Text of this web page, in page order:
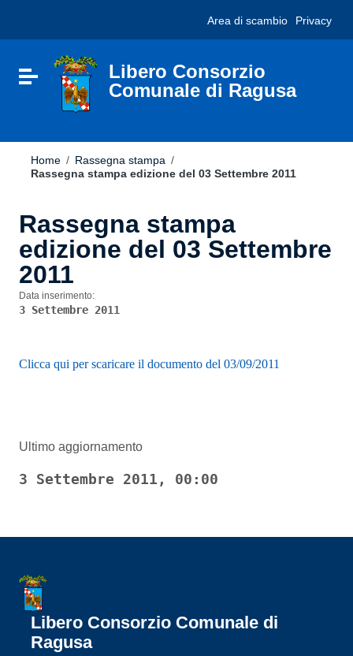
sito
include
Vai al footer
Area di scambio Privacy
Attiva / disattiva la navigazione
Libero Consorzio
Comunale di Ragusa
Home / Rassegna stampa /
Rassegna stampa edizione del 03 Settembre 2011
Rassegna stampa
edizione del 03 Settembre
2011
Data inserimento:
3 Settembre 2011
Clicca qui per scaricare il documento del 03/09/2011
Ultimo aggiornamento
3 Settembre 2011, 00:00
Libero Consorzio Comunale di
Ragusa